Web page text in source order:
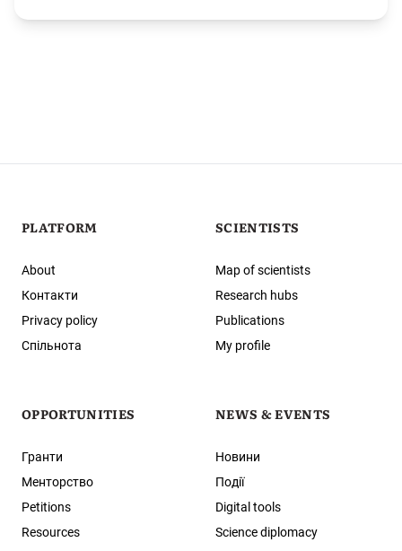
PLATFORM
About
Контакти
Privacy policy
Спільнота
SCIENTISTS
Map of scientists
Research hubs
Publications
My profile
OPPORTUNITIES
Гранти
Менторство
Petitions
Resources
NEWS & EVENTS
Новини
Події
Digital tools
Science diplomacy